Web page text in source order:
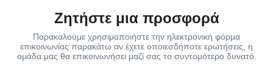
Ζητήστε μια προσφορά
Παρακαλούμε χρησιμοποιήστε την ηλεκτρονική φόρμα
επικοινωνίας παρακάτω αν έχετε οποιεσδήποτε ερωτήσεις, η
ομάδα μας θα επικοινωνήσει μαζί σας το συντομότερο δυνατό.